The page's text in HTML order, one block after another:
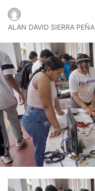
ALAN DAVID SIERRA PEÑA